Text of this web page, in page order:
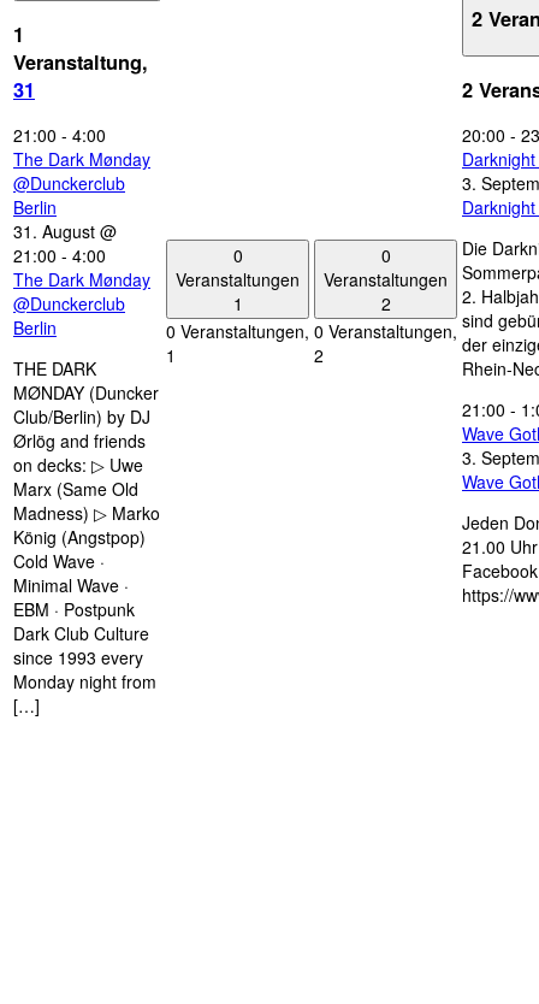
1
Veranstaltung,
31
21:00 - 4:00
The Dark Mønday
@Dunckerclub
Berlin
31. August @
21:00 - 4:00
The Dark Mønday
@Dunckerclub
Berlin
THE DARK
MØNDAY (Duncker
Club/Berlin) by DJ
Ørlög and friends
on decks: ▷ Uwe
Marx (Same Old
Madness) ▷ Marko
König (Angstpop)
Cold Wave ·
Minimal Wave ·
EBM · Postpunk
Dark Club Culture
since 1993 every
Monday night from
[…]
0
Veranstaltungen
1
0 Veranstaltungen,
1
0
Veranstaltungen
2
0 Veranstaltungen,
2
2
2
20:00 -
3.
Die
2.
sind
der
Rhein-
21:00 -
Wave
3.
Wave
Jeden
21.00
https://